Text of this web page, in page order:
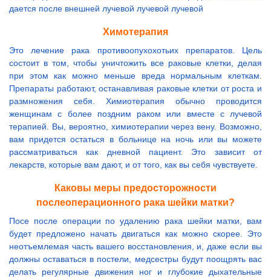
дается после внешней лучевой лучевой лучевой
Химотерапия
Это лечение рака противоопухохотьих препаратов. Цель
состоит в том, чтобы уничтожить все раковые клетки, делая
при этом как можно меньше вреда нормальным клеткам.
Препараты работают, останавливая раковые клетки от роста и
размножения себя. Химиотерапия обычно проводится
женщинам с более поздним раком или вместе с лучевой
терапией. Вы, вероятно, химиотерапии через вену. Возможно,
вам придется остаться в больнице на ночь или вы можете
рассматриваться как дневной пациент. Это зависит от
лекарств, которые вам дают, и от того, как вы себя чувствуете.
Каковы меры предосторожности
послеоперационного рака шейки матки?
Посе после операции по удалению рака шейки матки, вам
будет предложено начать двигаться как можно скорее. Это
неотъемлемая часть вашего восстановления, и, даже если вы
должны оставаться в постели, медсестры будут поощрять вас
делать регулярные движения ног и глубокие дыхательные